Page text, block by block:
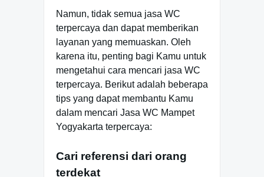
Namun, tidak semua jasa WC
terpercaya dan dapat memberikan
layanan yang memuaskan. Oleh
karena itu, penting bagi Kamu untuk
mengetahui cara mencari jasa WC
terpercaya. Berikut adalah beberapa
tips yang dapat membantu Kamu
dalam mencari Jasa WC Mampet
Yogyakarta terpercaya:
Cari referensi dari orang
terdekat